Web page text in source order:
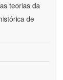
teorias da
de